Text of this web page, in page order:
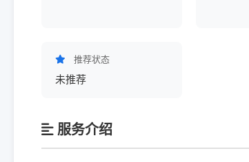
推荐状态
未推荐
服务介绍